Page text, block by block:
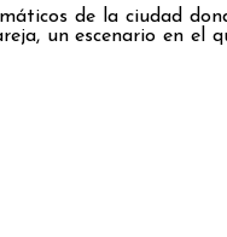
de la ciudad
un escenario en el